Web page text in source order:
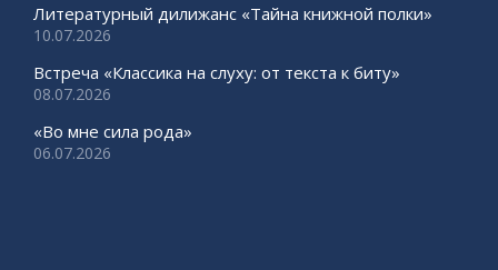
новомновомновом
Литературный дилижанс «Тайна книжной полки»
10.07.2026
Встреча «Классика на слуху: от текста к биту»
08.07.2026
«Во мне сила рода»
06.07.2026